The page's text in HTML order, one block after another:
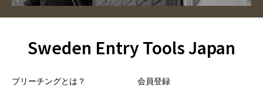
Sweden Entry Tools Japan
ブリーチングとは？ 会員登録